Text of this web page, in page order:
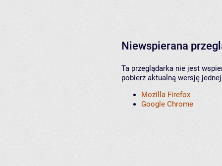
Niewspierana
Ta przeglądarka nie jest
pobierz aktualną wersję
Mozilla Firefox
Google Chrome